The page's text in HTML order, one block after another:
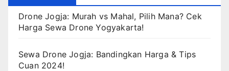
Drone Jogja: Murah vs Mahal, Pilih Mana? Cek
Harga Sewa Drone Yogyakarta!
Sewa Drone Jogja: Bandingkan Harga & Tips
Cuan 2024!